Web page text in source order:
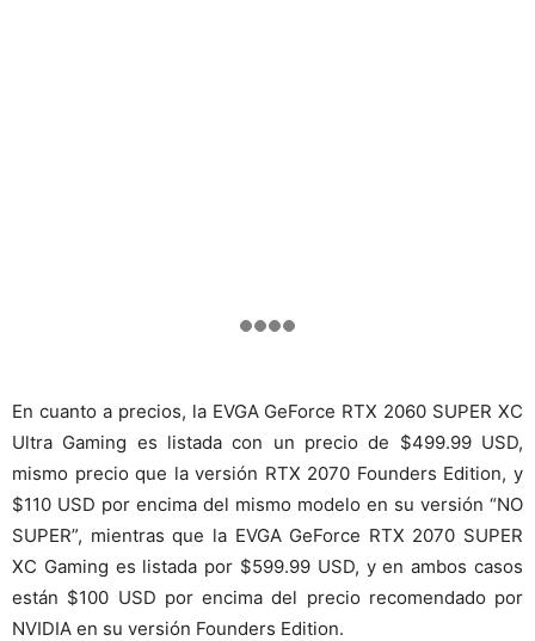
En cuanto a precios, la EVGA GeForce RTX 2060 SUPER XC
Ultra Gaming es listada con un precio de $499.99 USD,
mismo precio que la versión RTX 2070 Founders Edition, y
$110 USD por encima del mismo modelo en su versión “NO
SUPER”, mientras que la EVGA GeForce RTX 2070 SUPER
XC Gaming es listada por $599.99 USD, y en ambos casos
están $100 USD por encima del precio recomendado por
NVIDIA en su versión Founders Edition.